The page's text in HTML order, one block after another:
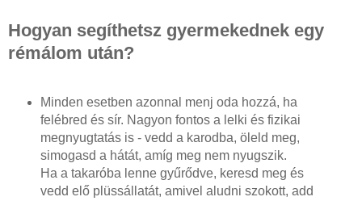
Hogyan segíthetsz gyermekednek egy
rémálom után?
Minden esetben azonnal menj oda hozzá, ha
felébred és sír. Nagyon fontos a lelki és fizikai
megnyugtatás is - vedd a karodba, öleld meg,
simogasd a hátát, amíg meg nem nyugszik.
Ha a takaróba lenne gyűrődve, keresd meg és
vedd elő plüssállatát, amivel aludni szokott, add